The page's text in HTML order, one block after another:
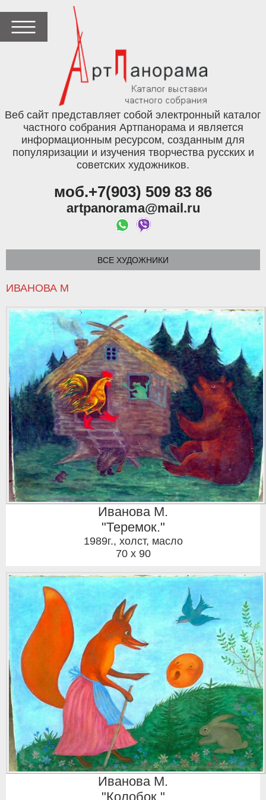
Веб сайт представляет собой электронный каталог
частного собрания Артпанорама и является
информационным ресурсом, созданным для
популяризации и изучения творчества русских и
советских художников.
моб.+7(903) 509 83 86
artpanorama@mail.ru
ВСЕ ХУДОЖНИКИ
ИВАНОВА М
Иванова М.
"Теремок."
1989г., холст, масло
70 x 90
Иванова М.
"Колобок."